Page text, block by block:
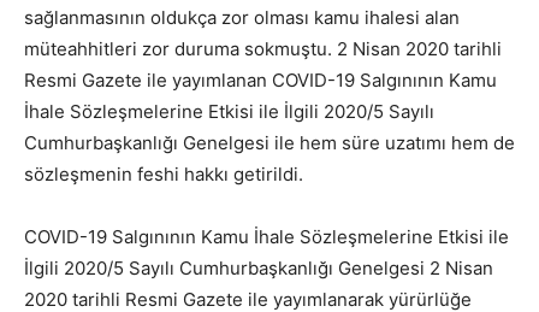
sağlanmasının oldukça zor olması kamu ihalesi alan
müteahhitleri zor duruma sokmuştu. 2 Nisan 2020 tarihli
Resmi Gazete ile yayımlanan COVID-19 Salgınının Kamu
İhale Sözleşmelerine Etkisi ile İlgili 2020/5 Sayılı
Cumhurbaşkanlığı Genelgesi ile hem süre uzatımı hem de
sözleşmenin feshi hakkı getirildi.
COVID-19 Salgınının Kamu İhale Sözleşmelerine Etkisi ile
İlgili 2020/5 Sayılı Cumhurbaşkanlığı Genelgesi 2 Nisan
2020 tarihli Resmi Gazete ile yayımlanarak yürürlüğe